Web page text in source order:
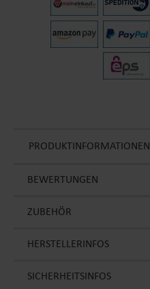
PRODUKTINFORMATIONEN
BEWERTUNGEN
ZUBEHÖR
HERSTELLERINFOS
SICHERHEITSINFOS